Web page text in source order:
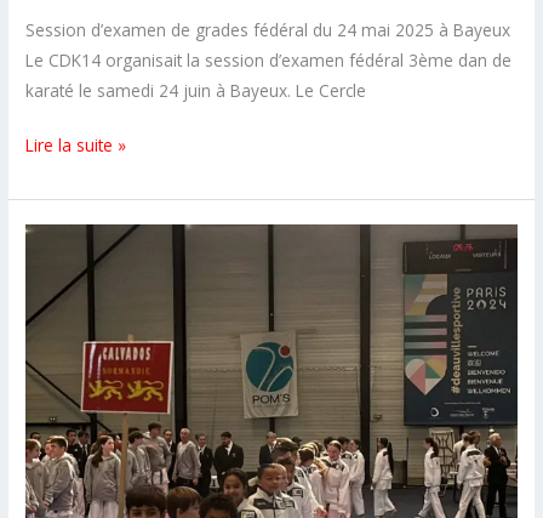
Session d’examen de grades fédéral du 24 mai 2025 à Bayeux
Le CDK14 organisait la session d’examen fédéral 3ème dan de
karaté le samedi 24 juin à Bayeux. Le Cercle
Une
ceinture
noire
dan
au
CSKS14
Lire la suite »